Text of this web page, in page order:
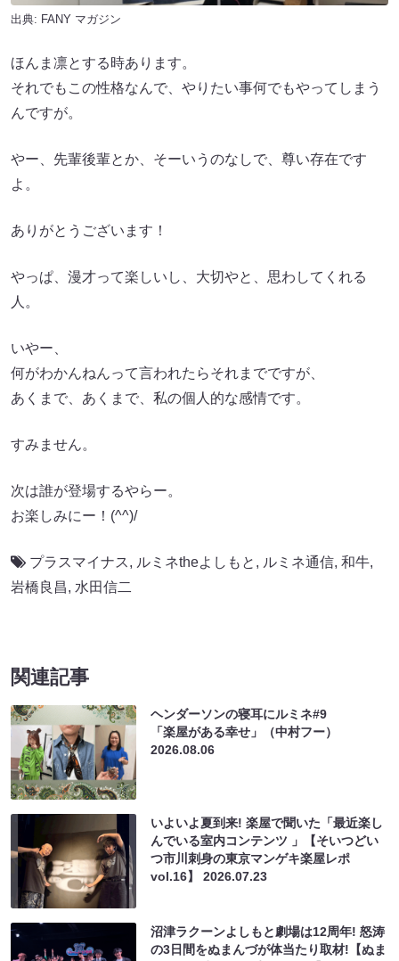
出典: FANY マガジン
ほんま凛とする時あります。
それでもこの性格なんで、やりたい事何でもやってしまう
んですが。
やー、先輩後輩とか、そーいうのなしで、尊い存在です
よ。
ありがとうございます！
やっぱ、漫才って楽しいし、大切やと、思わしてくれる
人。
いやー、
何がわかんねんって言われたらそれまでですが、
あくまで、あくまで、私の個人的な感情です。
すみません。
次は誰が登場するやらー。
お楽しみにー！(^^)/
プラスマイナス, ルミネtheよしもと , ルミネ通信, 和牛,
岩橋良昌, 水田信二
関連記事
ヘンダーソンの寝耳にルミネ#9
「楽屋がある幸せ」（中村フー）
2026.08.06
いよいよ夏到来! 楽屋で聞いた「最近楽し
んでいる室内コンテンツ 」【そいつどい
つ市川刺身の東京マンゲキ楽屋レポ
vol.16】2026.07.23
沼津ラクーンよしもと劇場は12周年! 怒涛
の3日間をぬまんづが体当たり取材!【ぬま